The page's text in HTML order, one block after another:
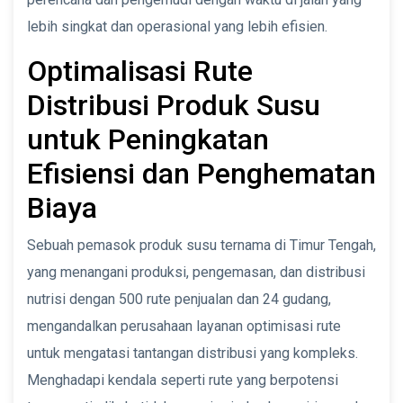
lebih singkat dan operasional yang lebih efisien.
Optimalisasi Rute
Distribusi Produk Susu
untuk Peningkatan
Efisiensi dan Penghematan
Biaya
Sebuah pemasok produk susu ternama di Timur Tengah,
yang menangani produksi, pengemasan, dan distribusi
nutrisi dengan 500 rute penjualan dan 24 gudang,
mengandalkan perusahaan layanan optimisasi rute
untuk mengatasi tantangan distribusi yang kompleks.
Menghadapi kendala seperti rute yang berpotensi